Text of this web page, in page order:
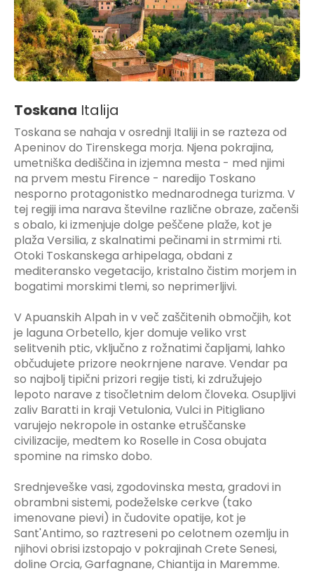
Toskana Italija
Toskana se nahaja v osrednji Italiji in se razteza od
Apeninov do Tirenskega morja. Njena pokrajina,
umetniška dediščina in izjemna mesta - med njimi
na prvem mestu Firence - naredijo Toskano
nesporno protagonistko mednarodnega turizma. V
tej regiji ima narava številne različne obraze, začenši
s obalo, ki izmenjuje dolge peščene plaže, kot je
plaža Versilia, z skalnatimi pečinami in strmimi rti.
Otoki Toskanskega arhipelaga, obdani z
mediteransko vegetacijo, kristalno čistim morjem in
bogatimi morskimi tlemi, so neprimerljivi.
V Apuanskih Alpah in v več zaščitenih območjih, kot
je laguna Orbetello, kjer domuje veliko vrst
selitvenih ptic, vključno z rožnatimi čapljami, lahko
občudujete prizore neokrnjene narave. Vendar pa
so najbolj tipični prizori regije tisti, ki združujejo
lepoto narave z tisočletnim delom človeka. Osupljivi
zaliv Baratti in kraji Vetulonia, Vulci in Pitigliano
varujejo nekropole in ostanke etruščanske
civilizacije, medtem ko Roselle in Cosa obujata
spomine na rimsko dobo.
Srednjeveške vasi, zgodovinska mesta, gradovi in
obrambni sistemi, podeželske cerkve (tako
imenovane pievi) in čudovite opatije, kot je
Sant'Antimo, so raztreseni po celotnem ozemlju in
njihovi obrisi izstopajo v pokrajinah Crete Senesi,
doline Orcia, Garfagnane, Chiantija in Maremme.